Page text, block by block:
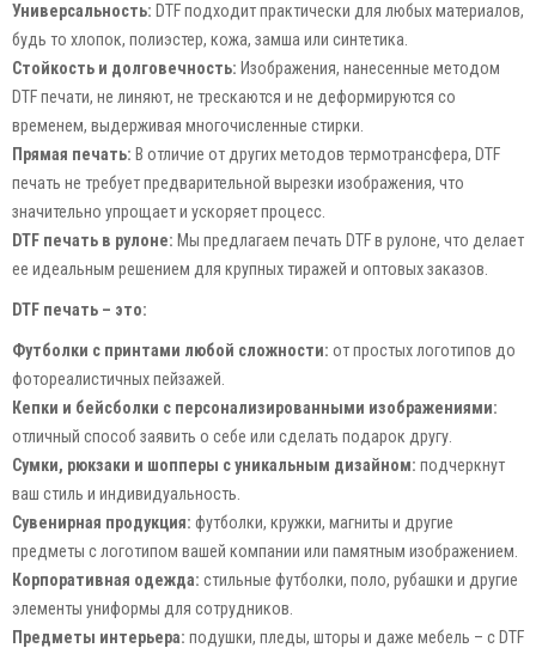
Универсальность: DTF подходит практически для любых материалов,
будь то хлопок, полиэстер, кожа, замша или синтетика.
Стойкость и долговечность: Изображения, нанесенные методом
DTF печати, не линяют, не трескаются и не деформируются со
временем, выдерживая многочисленные стирки.
Прямая печать: В отличие от других методов термотрансфера, DTF
печать не требует предварительной вырезки изображения, что
значительно упрощает и ускоряет процесс.
DTF печать в рулоне: Мы предлагаем печать DTF в рулоне, что делает
ее идеальным решением для крупных тиражей и оптовых заказов.
DTF печать – это:
Футболки с принтами любой сложности: от простых логотипов до
фотореалистичных пейзажей.
Кепки и бейсболки с персонализированными изображениями:
отличный способ заявить о себе или сделать подарок другу.
Сумки, рюкзаки и шопперы с уникальным дизайном: подчеркнут
ваш стиль и индивидуальность.
Сувенирная продукция: футболки, кружки, магниты и другие
предметы с логотипом вашей компании или памятным изображением.
Корпоративная одежда: стильные футболки, поло, рубашки и другие
элементы униформы для сотрудников.
Предметы интерьера: подушки, пледы, шторы и даже мебель – с DTF